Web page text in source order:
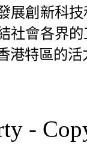
展創新科
社會各界
港特區的
-